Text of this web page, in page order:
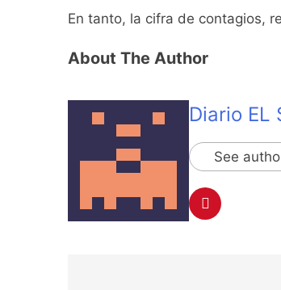
La
10
En tanto, la cifra de contagios,
About The Author
Diario EL
See